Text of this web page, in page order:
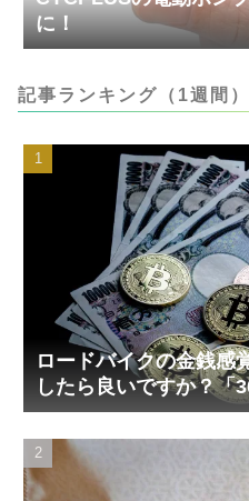
に！
記事ランキング（1週間）
ロードバイクの金銭感
したら良いですか？「